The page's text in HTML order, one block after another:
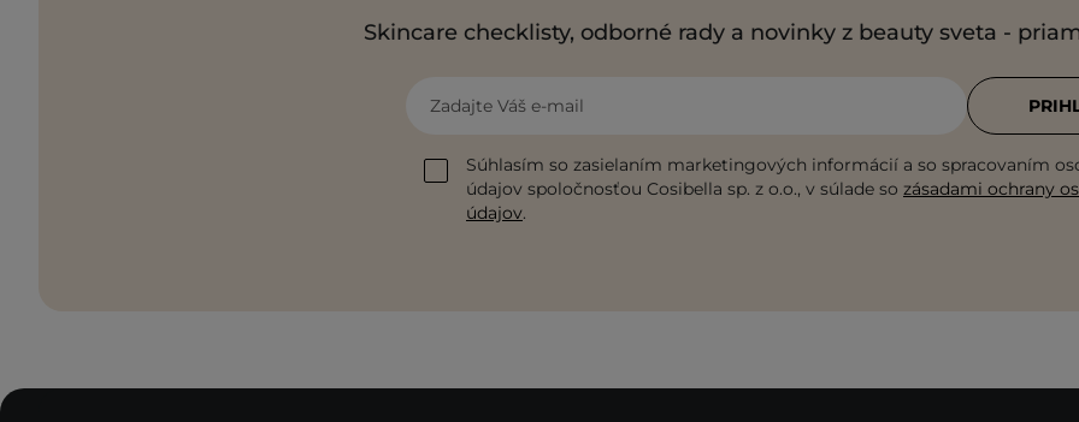
Skincare checklisty, odborné rady a novinky z beauty sveta -
Zadajte Váš e-mail
Súhlasím so zasielaním marketingových informácií a so spracovaním
údajov spoločnosťou Cosibella sp. z o.o., v súlade so zásadami ochrany
údajov.